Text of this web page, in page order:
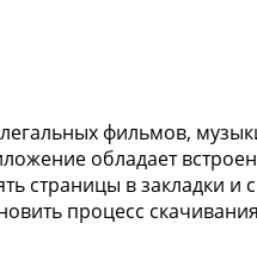
фильмов,
обладает
страницы в закладки и
процесс